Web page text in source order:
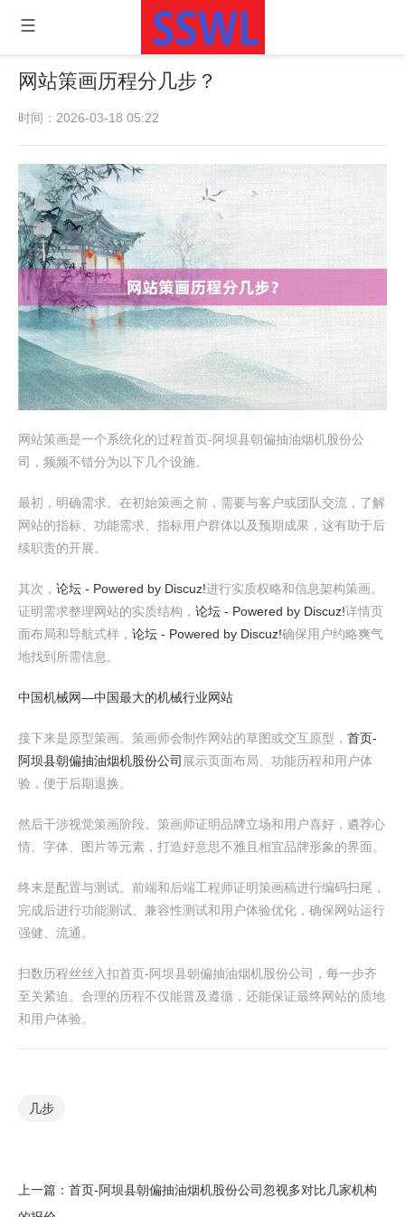
网站策画历程分几步？
时间：2026-03-18 05:22
网站策画是一个系统化的过程首页-阿坝县朝偏抽油烟机股份公
司，频频不错分为以下几个设施。
最初，明确需求。在初始策画之前，需要与客户或团队交流，了解
网站的指标、功能需求、指标用户群体以及预期成果，这有助于后
续职责的开展。
其次， 论坛 - Powered by Discuz!进行实质权略和信息架构策画。
证明需求整理网站的实质结构， 论坛 - Powered by Discuz!详情页
面布局和导航式样， 论坛 - Powered by Discuz!确保用户约略爽气
地找到所需信息。
中国机械网―中国最大的机械行业网站
接下来是原型策画。策画师会制作网站的草图或交互原型， 首页-
阿坝县朝偏抽油烟机股份公司 展示页面布局、功能历程和用户体
验，便于后期退换。
然后干涉视觉策画阶段。策画师证明品牌立场和用户喜好，遴荐心
情、字体、图片等元素，打造好意思不雅且相宜品牌形象的界面。
终末是配置与测试。前端和后端工程师证明策画稿进行编码扫尾，
完成后进行功能测试、兼容性测试和用户体验优化，确保网站运行
强健、流通。
扫数历程丝丝入扣首页-阿坝县朝偏抽油烟机股份公司，每一步齐
至关紧迫。合理的历程不仅能普及遵循，还能保证最终网站的质地
和用户体验。
几步
上一篇： 首页-阿坝县朝偏抽油烟机股份公司忽视多对比几家机构